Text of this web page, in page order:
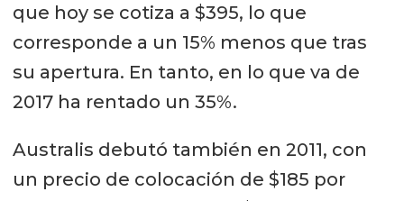
que hoy se cotiza a $395, lo que
corresponde a un 15% menos que tras
su apertura. En tanto, en lo que va de
2017 ha rentado un 35%.
Australis debutó también en 2011, con
un precio de colocación de $185 por